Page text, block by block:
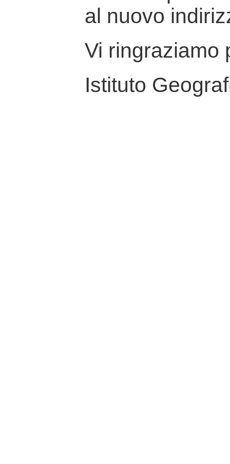
al nuovo
Vi ringraziamo
Istituto